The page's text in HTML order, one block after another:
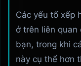
Các yếu tố xếp
ở trên liên
bạn, trong khi
này cụ thể hơn